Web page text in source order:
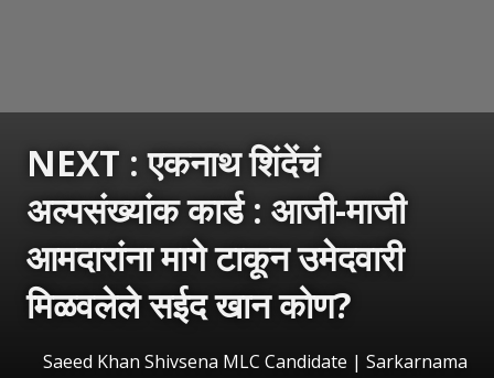
NEXT :एकनाथ शिंदेंचं
अल्पसंख्यांक कार्ड : आजी-माजी
आमदारांना मागे टाकून उमेदवारी
मिळवलेले सईद खान कोण?
Saeed Khan Shivsena MLC Candidate | Sarkarnama